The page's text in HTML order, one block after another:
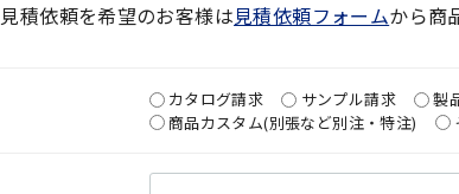
見積依頼を希望のお客様は見積依頼フォームから商
カタログ請求 サンプル請求
製
商品カスタム(別張など別注・特注)